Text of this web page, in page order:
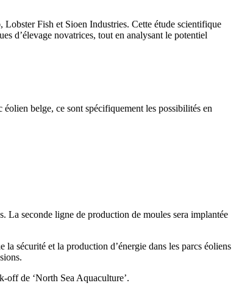
Fish et Sioen Industries. Cette étude scientifique
d’élevage novatrices, tout en analysant le potentiel
belge, ce sont spécifiquement les possibilités en
La seconde ligne de production de moules sera implantée
la sécurité et la production d’énergie dans les parcs éoliens
de ‘North Sea Aquaculture’.